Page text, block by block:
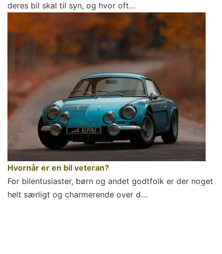
deres bil skal til syn, og hvor oft…
Hvornår er en bil veteran?
For bilentusiaster, børn og andet godtfolk er der noget
helt særligt og charmerende over d…